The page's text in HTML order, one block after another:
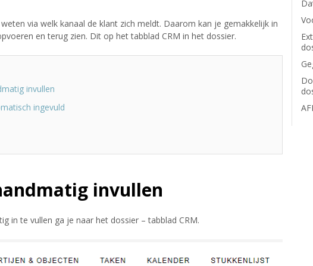
via welk kanaal de klant zich meldt. Daarom kan je gemakkelijk in
en terug zien. Dit op het tabblad CRM in het dossier.
invullen
ingevuld
invullen
in te vullen ga je naar het dossier – tabblad CRM.